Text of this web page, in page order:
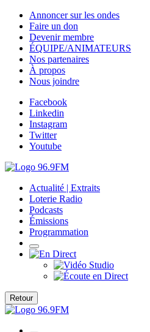
Annoncer sur les ondes
Faire un don
Devenir membre
ÉQUIPE/ANIMATEURS
Nos partenaires
À propos
Nous joindre
Facebook
Linkedin
Instagram
Twitter
Youtube
Actualité | Extraits
Loterie Radio
Podcasts
Émissions
Programmation
Retour